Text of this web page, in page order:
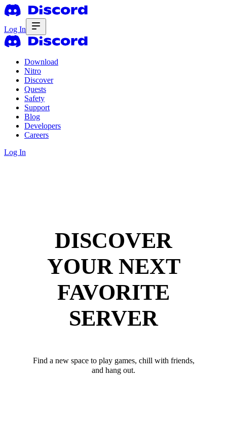
Log In
Download
Nitro
Discover
Quests
Safety
Support
Blog
Developers
Careers
Log In
DISCOVER
YOUR NEXT
FAVORITE
SERVER
Find a new space to play games, chill with friends,
and hang out.